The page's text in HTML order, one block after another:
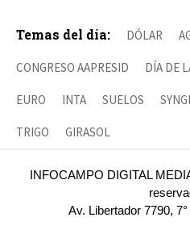
Temas del día: DÓLAR
CONGRESO AAPRESID DÍA DE
EURO INTA SUELOS
TRIGO GIRASOL
INFOCAMPO DIGITAL
Av. Libertador 7790,